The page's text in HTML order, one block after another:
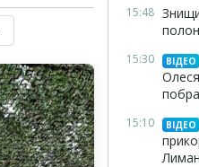
15:48
15:30 ВІДЕО
15:10 ВІДЕО